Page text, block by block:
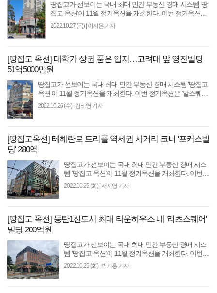
땅집고가 선보이는 국내 최대 민간 부동산 경매 시스템 ‘땅
집고 옥션’이 11월 정기옥션을 개최한다. 이번 정기옥션은
‘알스퀘어 특별전’으로 진행한다. 입찰에는..
2022.10.27 (목)| 이지은 기자
[땅집고 옥션] 대학가 상권 품은 입지…고려대 앞 영진빌딩
51억5000만원
땅집고가 선보이는 국내 최대 민간 부동산 경매 시스템 ‘땅집고
옥션’이 11월 정기옥션을 개최한다. 이번 정기옥션은 ‘알스퀘어
특별전’으로 진행한다. 입찰에는..
2022.10.26 (수)| 김리영 기자
[땅집고옥션] 테헤란로 트리플 역세권 사거리 코너 '포커스빌
딩' 280억
땅집고가 선보이는 국내 최대 민간 부동산 경매 시스
템 ‘땅집고 옥션’이 11월 정기옥션을 개최한다. 이번
정기옥션은 ‘알스퀘어 특별전’으로 진행한다. 입찰에
2022.10.25 (화)| 서지영 기자
[땅집고 옥션] 동탄1신도시 최대 타운하우스 내 '리츠스퀘어'
빌딩 200억원
땅집고가 선보이는 국내 최대 민간 부동산 경매 시스
템 ‘땅집고 옥션’이 11월 정기옥션을 개최한다. 이번
정기옥션은 ‘알스퀘어 특별전’으로 진행한다. 입찰에
2022.10.25 (화)| 박기홍 기자